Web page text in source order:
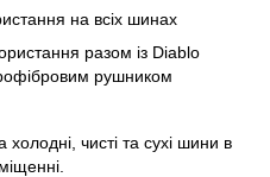
на всіх шинах
разом із Diablo
рушником
чисті та сухі шини в